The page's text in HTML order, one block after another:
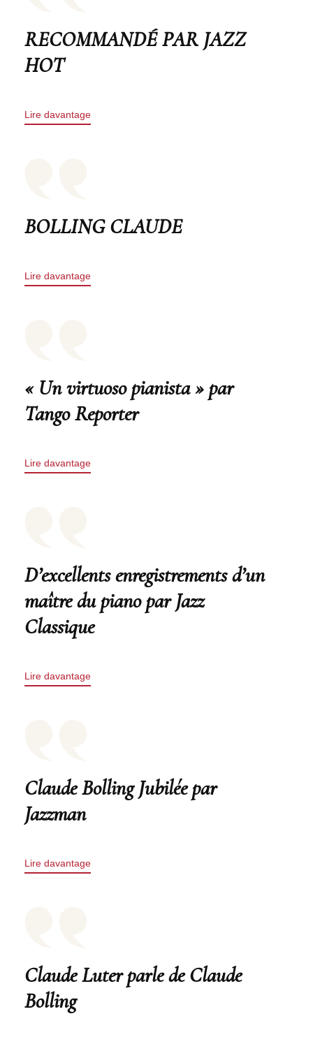
RECOMMANDÉ PAR JAZZ
HOT
Lire davantage
BOLLING CLAUDE
Lire davantage
« Un virtuoso pianista » par
Tango Reporter
Lire davantage
D’excellents enregistrements d’un
maître du piano par Jazz
Classique
Lire davantage
Claude Bolling Jubilée par
Jazzman
Lire davantage
Claude Luter parle de Claude
Bolling